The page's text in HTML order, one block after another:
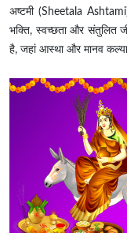
अष्टमी (Sheetala
भक्ति, स्वच्छता और संतुलित
है, जहां आस्था और मानव